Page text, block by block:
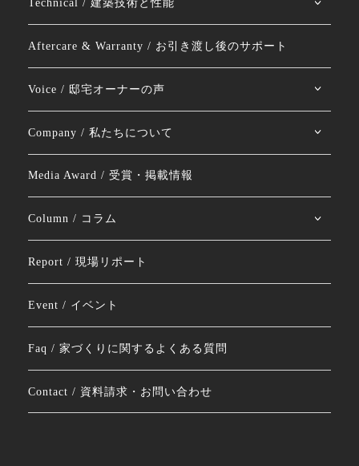
Technical / 建築技術と性能
Aftercare & Warranty / お引き渡し後のサポート
Voice / 邸宅オーナーの声
Company / 私たちについて
Media Award / 受賞・掲載情報
Column / コラム
Report / 現場リポート
Event / イベント
Faq / 家づくりに関するよくある質問
Contact / 資料請求・お問い合わせ